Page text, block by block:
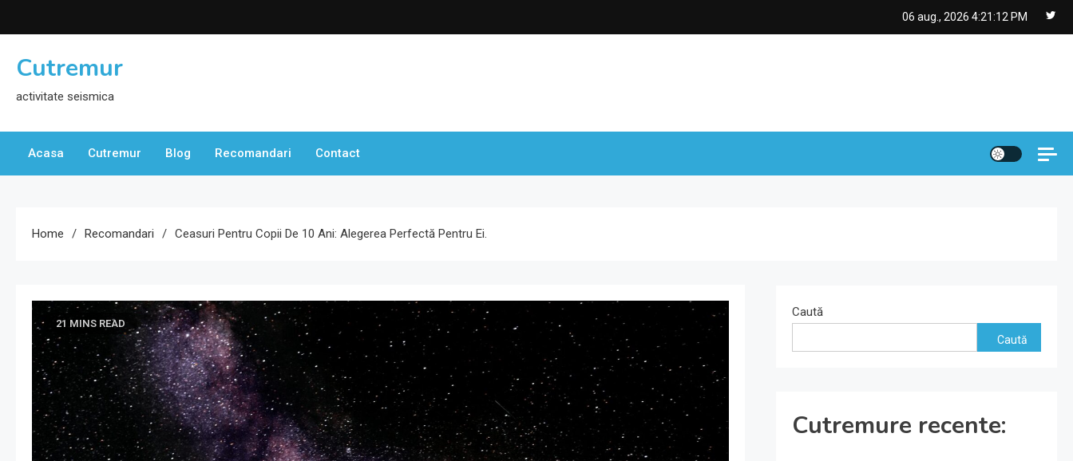
to
06 aug., 2026 4:21:13 PM
Cutremur
activitate seismica
Acasa Cutremur Blog Recomandari Contact
Home Recomandari Ceasuri Pentru Copii De 10 Ani: Alegerea Perfectă Pentru Ei.
21 MINS READ
Caută
Caută
Cutremure recente: